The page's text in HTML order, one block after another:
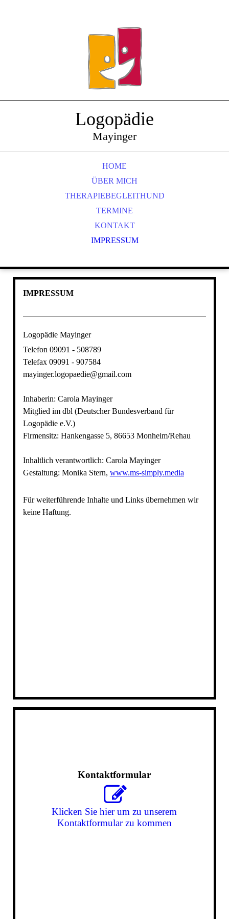
Logopädie
Mayinger
HOME
ÜBER MICH
THERAPIEBEGLEITHUND
TERMINE
KONTAKT
IMPRESSUM
IMPRESSUM
Logopädie Mayinger
Telefon 09091 - 508789
Telefax 09091 - 907584
mayinger.logopaedie@gmail.com
Inhaberin: Carola Mayinger
Mitglied im dbl (Deutscher Bundesverband für
Logopädie e.V.)
Firmensitz: Hankengasse 5, 86653 Monheim/Rehau
Inhaltlich verantwortlich: Carola Mayinger
Gestaltung: Monika Stern, www.ms-simply.media
Für weiterführende Inhalte und Links übernehmen wir
keine Haftung.
Kontaktformular
Klicken Sie hier um zu unserem
Kon­takt­for­mu­lar zu kommen